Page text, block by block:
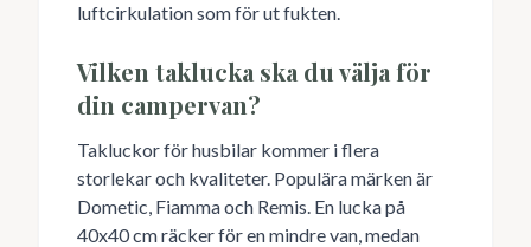
luftcirkulation som för ut fukten.
Vilken taklucka ska du välja för
din campervan?
Takluckor för husbilar kommer i flera
storlekar och kvaliteter. Populära märken är
Dometic, Fiamma och Remis. En lucka på
40x40 cm räcker för en mindre van, medan